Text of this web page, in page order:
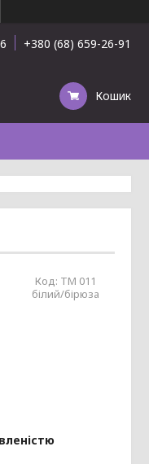
+380 (68) 659-26-91
Кошик
Код: ТМ 011
білий/бірюза